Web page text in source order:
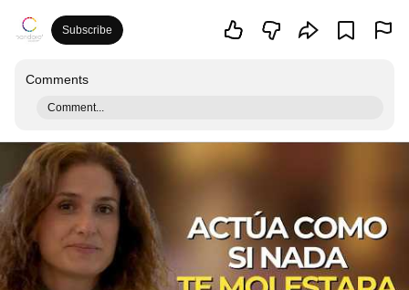
Subscribe
Comments
Comment...